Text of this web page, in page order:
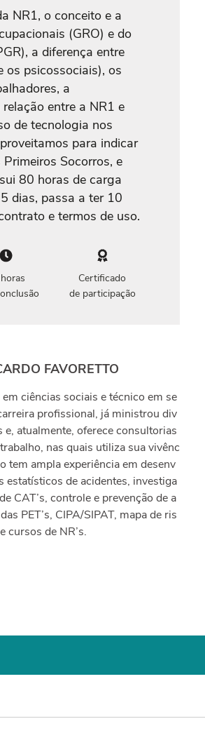
NR1, o conceito e a
(GRO) e do
a diferença entre
os psicossociais), os
a
entre a NR1 e
de tecnologia nos
para indicar
Socorros, e
80 horas de carga
dias, passa a ter 10
e termos de uso.
Certificado
de participação
FAVORETTO
ciências sociais e técnico em se
profissional, já ministrou div
atualmente, oferece consultorias
nas quais utiliza sua vivênc
tem ampla experiência em desenv
de acidentes, investiga
CAT’s, controle e prevenção de a
PET’s, CIPA/SIPAT, mapa de ris
cursos de NR’s.